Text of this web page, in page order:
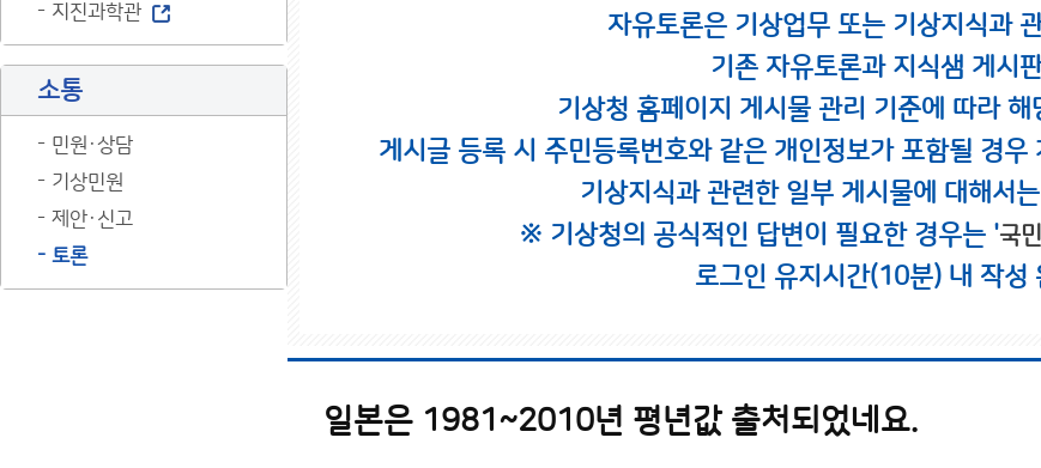
지진과학관
소통
민원·상담
기상민원
제안·신고
토론
자유토론은 기상업무 또는 기상지식과
기존 자유토론과 지식샘 게시
기상청 홈페이지 게시물 관리 기준에 따라
게시글 등록 시 주민등록번호와 같은 개인정보가 포함될 경
기상지식과 관련한 일부 게시물에 대해서
※ 기상청의 공식적인 답변이 필요한 경우는 '국
로그인 유지시간(10분) 내 작성
일본은 1981~2010년 평년값 출처되었네요.